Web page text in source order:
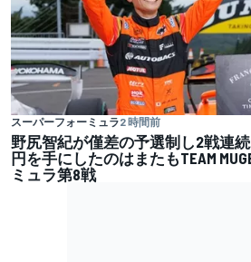
スーパーフォーミュラ2 時間前
野尻智紀が僅差の予選制し2戦連
円を手にしたのはまたもTEAM
ミュラ第8戦